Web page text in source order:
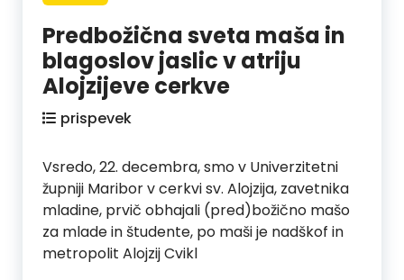
Predbožična sveta maša in
blagoslov jaslic v atriju
Alojzijeve cerkve
prispevek
Vsredo, 22. decembra, smo v Univerzitetni
župniji Maribor v cerkvi sv. Alojzija, zavetnika
mladine, prvič obhajali (pred)božično mašo
za mlade in študente, po maši je nadškof in
metropolit Alojzij Cvikl